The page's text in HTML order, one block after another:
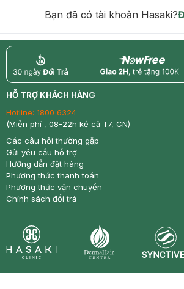
Bạn đã có tài khoản Hasaki?
return nowfree
HỖ TRỢ KHÁCH HÀNG
Hotline: 1800 6324
(Miễn phí , 08-22h kể cả T7, CN)
Các câu hỏi thường gặp
Gửi yêu cầu hỗ trợ
Hướng dẫn đặt hàng
Phương thức thanh toán
Phương thức vận chuyển
Chính sách đổi trả